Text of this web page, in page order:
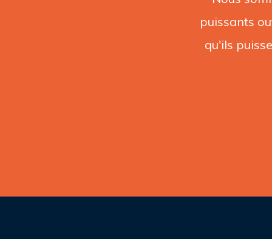
puissants
qu'ils